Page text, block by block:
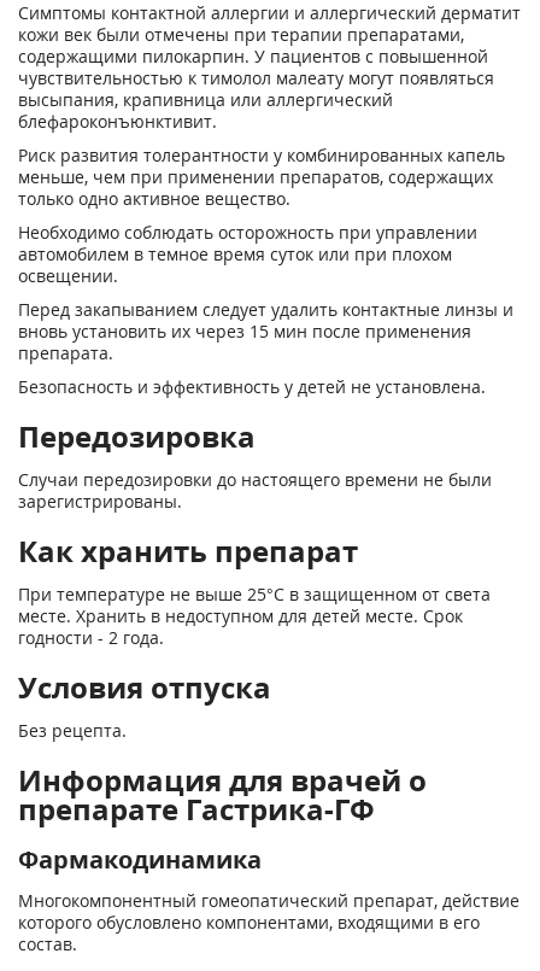
Симптомы контактной аллергии и аллергический дерматит
кожи век были отмечены при терапии препаратами,
содержащими пилокарпин. У пациентов с повышенной
чувствительностью к тимолол малеату могут появляться
высыпания, крапивница или аллергический
блефароконъюнктивит.
Риск развития толерантности у комбинированных капель
меньше, чем при применении препаратов, содержащих
только одно активное вещество.
Необходимо соблюдать осторожность при управлении
автомобилем в темное время суток или при плохом
освещении.
Перед закапыванием следует удалить контактные линзы и
вновь установить их через 15 мин после применения
препарата.
Безопасность и эффективность у детей не установлена.
Передозировка
Случаи передозировки до настоящего времени не были
зарегистрированы.
Как хранить препарат
При температуре не выше 25°С в защищенном от света
месте. Хранить в недоступном для детей месте. Срок
годности - 2 года.
Условия отпуска
Без рецепта.
Информация для врачей о
препарате Гастрика-ГФ
Фармакодинамика
Многокомпонентный гомеопатический препарат, действие
которого обусловлено компонентами, входящими в его
состав.